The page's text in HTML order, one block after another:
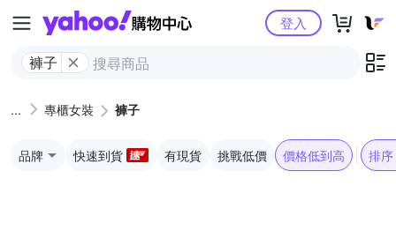
Yahoo購物中心
褲子
登入
專櫃女裝 褲子
品牌 快速到貨 有現貨 挑戰低價 價格低到高 排序